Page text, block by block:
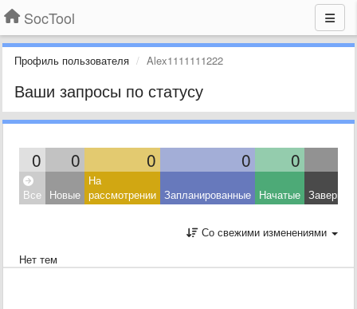
SocTool
Профиль пользователя Alex1111111222
Ваши запросы по статусу
0 0 0 0 0
Все Новые
На
рассмотрении Запланированные Начатые
Со свежими изменениями
Нет тем